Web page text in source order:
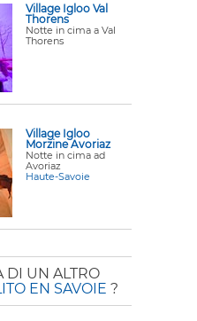
Village Igloo Val
Thorens
Notte in cima a Val
Thorens
Village Igloo
Morzine Avoriaz
Notte in cima ad
Avoriaz
Haute-Savoie
DI UN ALTRO
EN SAVOIE ?